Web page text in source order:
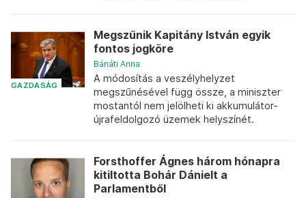
GAZDASÁG
Megszűnik Kapitány István egyik
fontos jogköre
Bánáti Anna
A módosítás a veszélyhelyzet
megszűnésével függ össze, a miniszter
mostantól nem jelölheti ki akkumulátor-
újrafeldolgozó üzemek helyszínét.
Forsthoffer Ágnes három hónapra
kitiltotta Bohár Dánielt a
Parlamentből